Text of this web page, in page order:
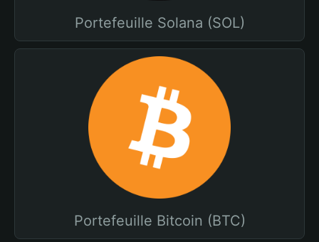
Portefeuille Solana (SOL)
Portefeuille Bitcoin (BTC)